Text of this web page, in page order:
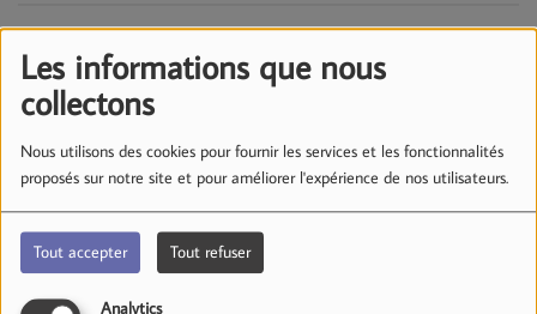
Les informations que nous
collectons
Nous utilisons des cookies pour fournir les services et les fonctionnalités
proposés sur notre site et pour améliorer l'expérience de nos utilisateurs.
Tout accepter Tout refuser
Analytics